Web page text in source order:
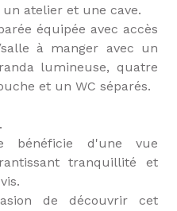
atelier et une cave.
équipée avec accès
à manger avec un
lumineuse, quatre
et un WC séparés.
bénéficie d'une vue
tranquillité et
de découvrir cet